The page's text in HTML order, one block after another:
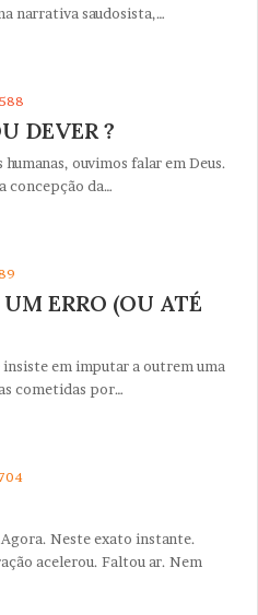
narrativa saudosista,…
DEVER ?
ouvimos falar em Deus.
concepção da…
ERRO (OU ATÉ
insiste em imputar a outrem uma
cometidas por…
Neste exato instante.
acelerou. Faltou ar. Nem